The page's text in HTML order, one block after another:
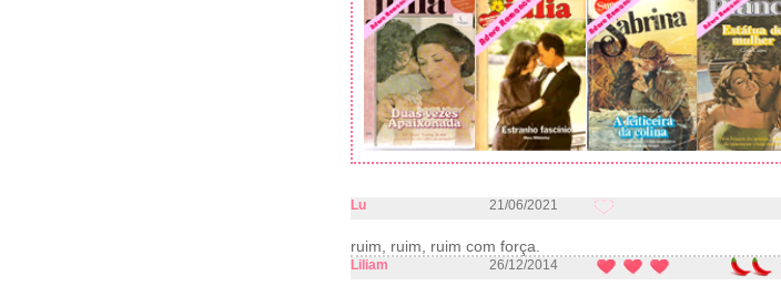
Lu 21/06/2021
ruim, ruim, ruim com força.
Liliam 26/12/2014